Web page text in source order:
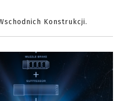
Konstrukcji.